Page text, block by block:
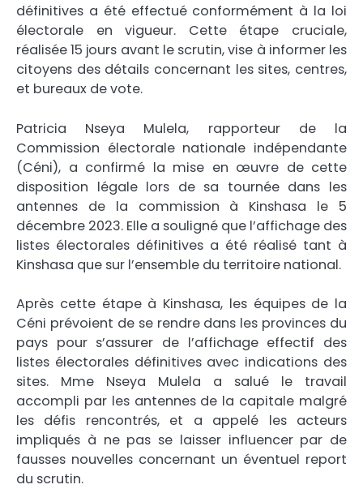
définitives a été effectué conformément à la loi
électorale en vigueur. Cette étape cruciale,
réalisée 15 jours avant le scrutin, vise à informer les
citoyens des détails concernant les sites, centres,
et bureaux de vote.
Patricia Nseya Mulela, rapporteur de la
Commission électorale nationale indépendante
(Céni), a confirmé la mise en œuvre de cette
disposition légale lors de sa tournée dans les
antennes de la commission à Kinshasa le 5
décembre 2023. Elle a souligné que l’affichage des
listes électorales définitives a été réalisé tant à
Kinshasa que sur l’ensemble du territoire national.
Après cette étape à Kinshasa, les équipes de la
Céni prévoient de se rendre dans les provinces du
pays pour s’assurer de l’affichage effectif des
listes électorales définitives avec indications des
sites. Mme Nseya Mulela a salué le travail
accompli par les antennes de la capitale malgré
les défis rencontrés, et a appelé les acteurs
impliqués à ne pas se laisser influencer par de
fausses nouvelles concernant un éventuel report
du scrutin.